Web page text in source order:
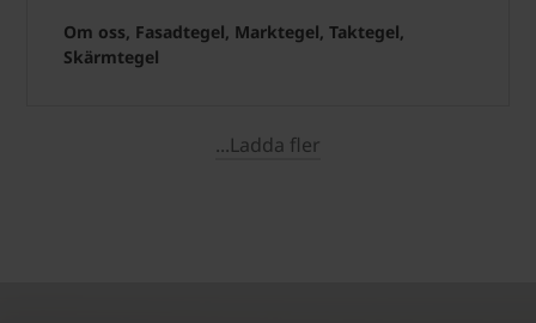
Om oss, Fasadtegel, Marktegel, Taktegel,
Skärmtegel
...Ladda fler